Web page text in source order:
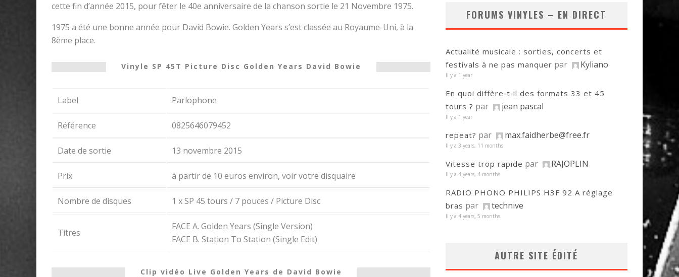
cette fin d’année 2015, pour fêter le 40e anniversaire de la chanson sortie le 21 Novembre 1975.
1975 a été une bonne année pour David Bowie. Golden Years s’est classée au Royaume-Uni, à la
8ème place.
Vinyle SP 45T Picture Disc Golden Years David Bowie
Label Parlophone
Référence 0825646079452
Date de sortie 13 novembre 2015
Prix à partir de 10 euros environ, voir votre disquaire
Nombre de disques 1 x SP 45 tours / 7 pouces / Picture Disc
Titres
FACE A. Golden Years (Single Version)
FACE B. Station To Station (Single Edit)
Clip vidéo Live Golden Years de David Bowie
FORUMS VINYLES – EN DIRECT
Actualité musicale : sorties, concerts et
festivals à ne pas manquer par Kyliano
Il y a 1 year
En quoi diffère‑t‑il des formats 33 et 45
tours ? par jean pascal
Il y a 1 year
repeat? par max.faidherbe@free.fr
Il y a 3 years, 11 months
Vitesse trop rapide par RAJOPLIN
Il y a 4 years, 4 months
RADIO PHONO PHILIPS H3F 92 A réglage
bras par technive
Il y a 4 years, 5 months
AUTRE SITE ÉDITÉ